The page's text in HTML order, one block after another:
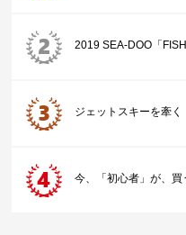
2019 SEA-DOO「
ジェットスキーを牽
今、「初心者」が、買